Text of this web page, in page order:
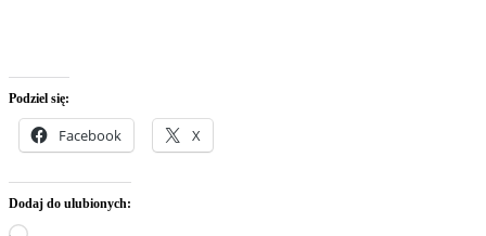
Podziel się:
Facebook X
Dodaj do ulubionych:
Wczytywanie…